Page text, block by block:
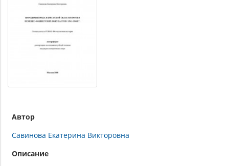
Автор
Савинова Екатерина Викторовна
Описание